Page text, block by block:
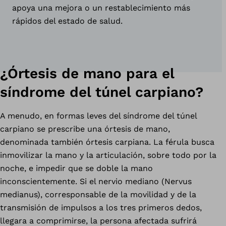
apoya una mejora o un restablecimiento más
rápidos del estado de salud.
¿Órtesis de mano para el
síndrome del túnel carpiano?
A menudo, en formas leves del síndrome del túnel
carpiano se prescribe una órtesis de mano,
denominada también órtesis carpiana. La férula busca
inmovilizar la mano y la articulación, sobre todo por la
noche, e impedir que se doble la mano
inconscientemente. Si el nervio mediano (Nervus
medianus), corresponsable de la movilidad y de la
transmisión de impulsos a los tres primeros dedos,
llegara a comprimirse, la persona afectada sufrirá